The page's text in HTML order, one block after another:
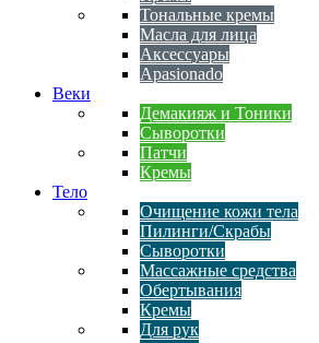
Тональные кремы
Масла для лица
Аксессуары
Apasionado
Веки
Демакияж и Тоники
Сыворотки
Патчи
Кремы
Тело
Очищение кожи тела
Пилинги/Скрабы
Сыворотки
Массажные средства
Обертывания
Кремы
Для рук